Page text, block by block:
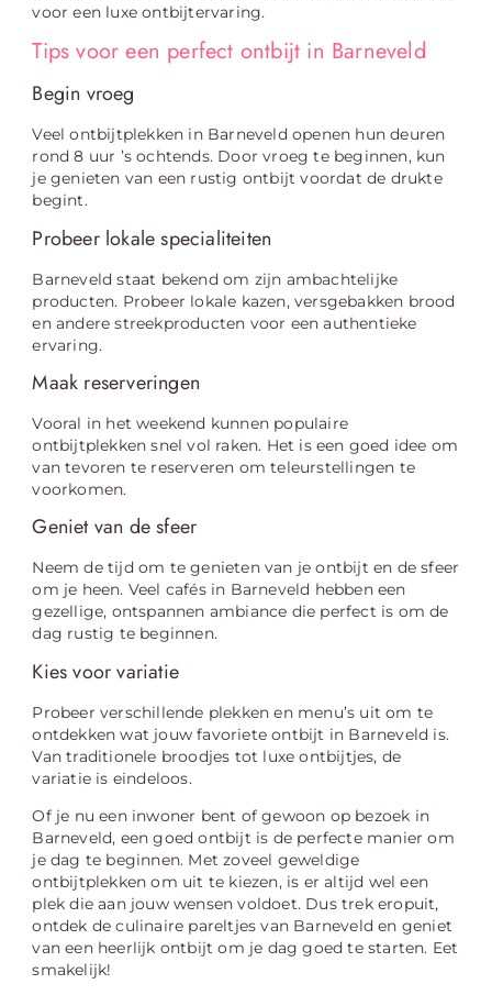
voor een luxe ontbijtervaring.
Tips voor een perfect ontbijt in Barneveld
Begin vroeg
Veel ontbijtplekken in Barneveld openen hun deuren
rond 8 uur ’s ochtends. Door vroeg te beginnen, kun
je genieten van een rustig ontbijt voordat de drukte
begint.
Probeer lokale specialiteiten
Barneveld staat bekend om zijn ambachtelijke
producten. Probeer lokale kazen, versgebakken brood
en andere streekproducten voor een authentieke
ervaring.
Maak reserveringen
Vooral in het weekend kunnen populaire
ontbijtplekken snel vol raken. Het is een goed idee om
van tevoren te reserveren om teleurstellingen te
voorkomen.
Geniet van de sfeer
Neem de tijd om te genieten van je ontbijt en de sfeer
om je heen. Veel cafés in Barneveld hebben een
gezellige, ontspannen ambiance die perfect is om de
dag rustig te beginnen.
Kies voor variatie
Probeer verschillende plekken en menu’s uit om te
ontdekken wat jouw favoriete ontbijt in Barneveld is.
Van traditionele broodjes tot luxe ontbijtjes, de
variatie is eindeloos.
Of je nu een inwoner bent of gewoon op bezoek in
Barneveld, een goed ontbijt is de perfecte manier om
je dag te beginnen. Met zoveel geweldige
ontbijtplekken om uit te kiezen, is er altijd wel een
plek die aan jouw wensen voldoet. Dus trek eropuit,
ontdek de culinaire pareltjes van Barneveld en geniet
van een heerlijk ontbijt om je dag goed te starten. Eet
smakelijk!